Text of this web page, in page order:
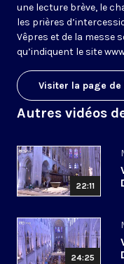
une lecture brève, le
les prières
Vêpres et de la messe
qu’indiquent le site
Visiter la page
Autres vidéos
22:11
24:25